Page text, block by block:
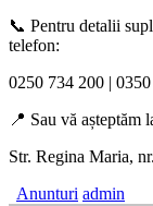
📞 Pentru detalii
telefon:
0250 734 200 |
📍 Sau vă așteptăm
Str. Regina Maria,
Anunturi admin